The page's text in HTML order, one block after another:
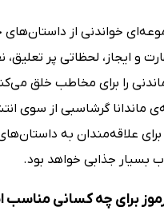
خواندنی از داستان‌های
و ایجاز، لحظاتی پر
را برای مخاطب خلق
ماندانا گرشاسبی از سوی
علاقه‌مندان به
بسیار جذابی خواهد بود.
برای چه کسانی